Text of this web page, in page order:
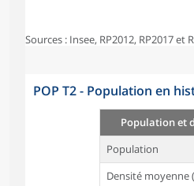
Sources : Insee, RP2012, RP2017
POP T2 - Population en
Population et
Population
Densité moyenne